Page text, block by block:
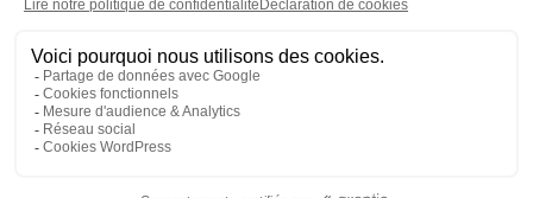
au bord des lochs ou nichés au cœur des Highlands,
ils racontent l’histoire des clans écossais, des
batailles légendaires et des grandes familles ayant
façonné l’Écosseau fil des siècles.
ÀÉdimbourg
écossaise depuis son promontoire volcanique et offre